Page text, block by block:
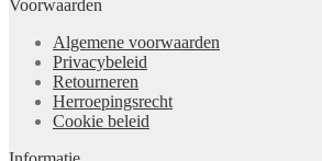
Voorwaarden
Algemene voorwaarden
Privacybeleid
Retourneren
Herroepingsrecht
Cookie beleid